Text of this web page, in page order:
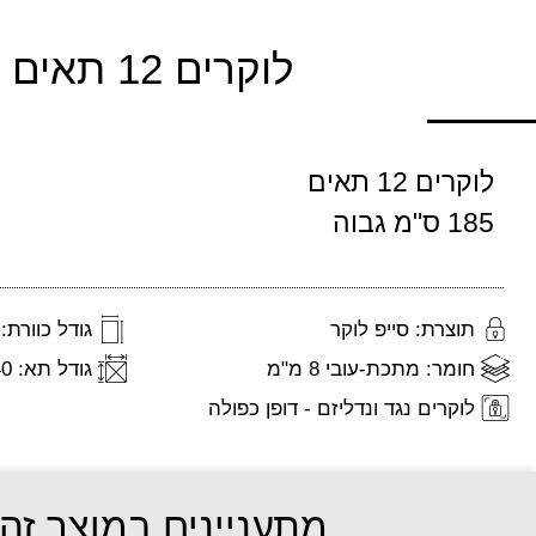
לוקרים 12 תאים
לוקרים 12 תאים
185 ס"מ גבוה
תוצרת: סייפ לוקר
חומר: מתכת-עובי 8 מ"מ
לוקרים נגד ונדליזם - דופן כפולה
גודל כוורת:
גודל תא: 45/30/40
מתעניינים במוצר